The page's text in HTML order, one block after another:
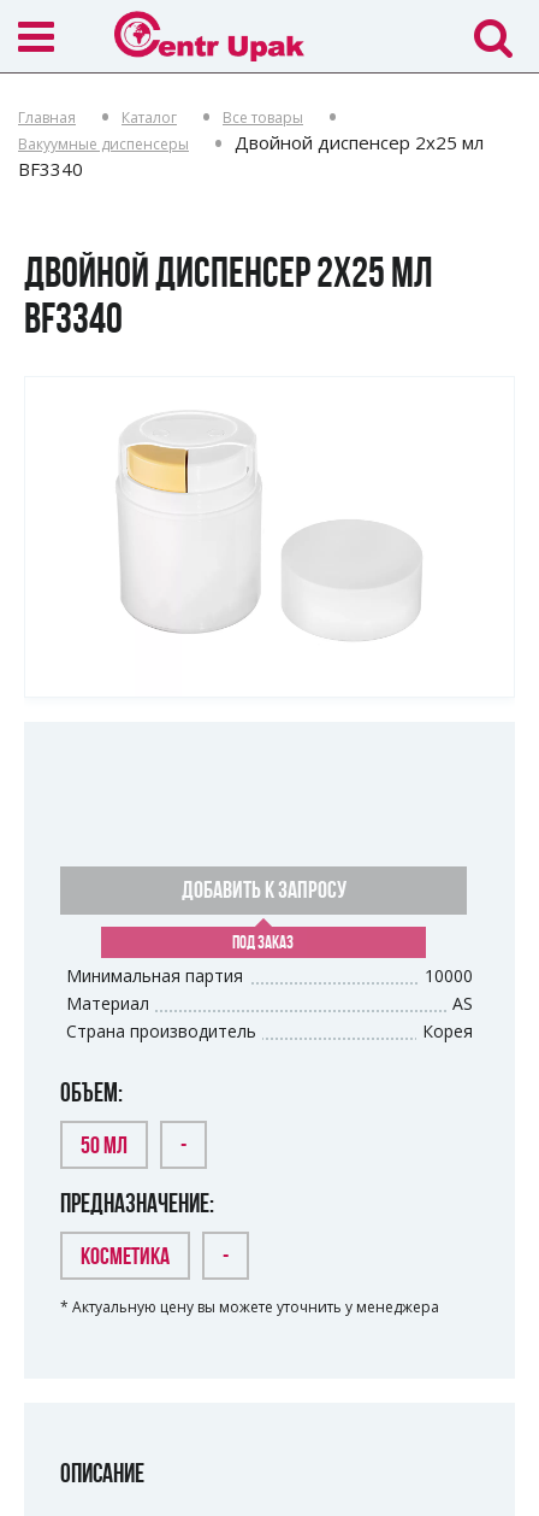
Главная Каталог
Все товары
Вакуумные диспенсеры
Двойной диспенсер 2х25 мл
BF3340
ДВОЙНОЙ ДИСПЕНСЕР 2Х25 МЛ
BF3340
ДОБАВИТЬ К ЗАПРОСУ
ПОД ЗАКАЗ
Минимальная партия
10000
Материал
AS
Страна производитель
Корея
ОБЪЕМ:
50 МЛ -
ПРЕДНАЗНАЧЕНИЕ:
КОСМЕТИКА -
* Актуальную цену вы можете уточнить у менеджера
ОПИСАНИЕ